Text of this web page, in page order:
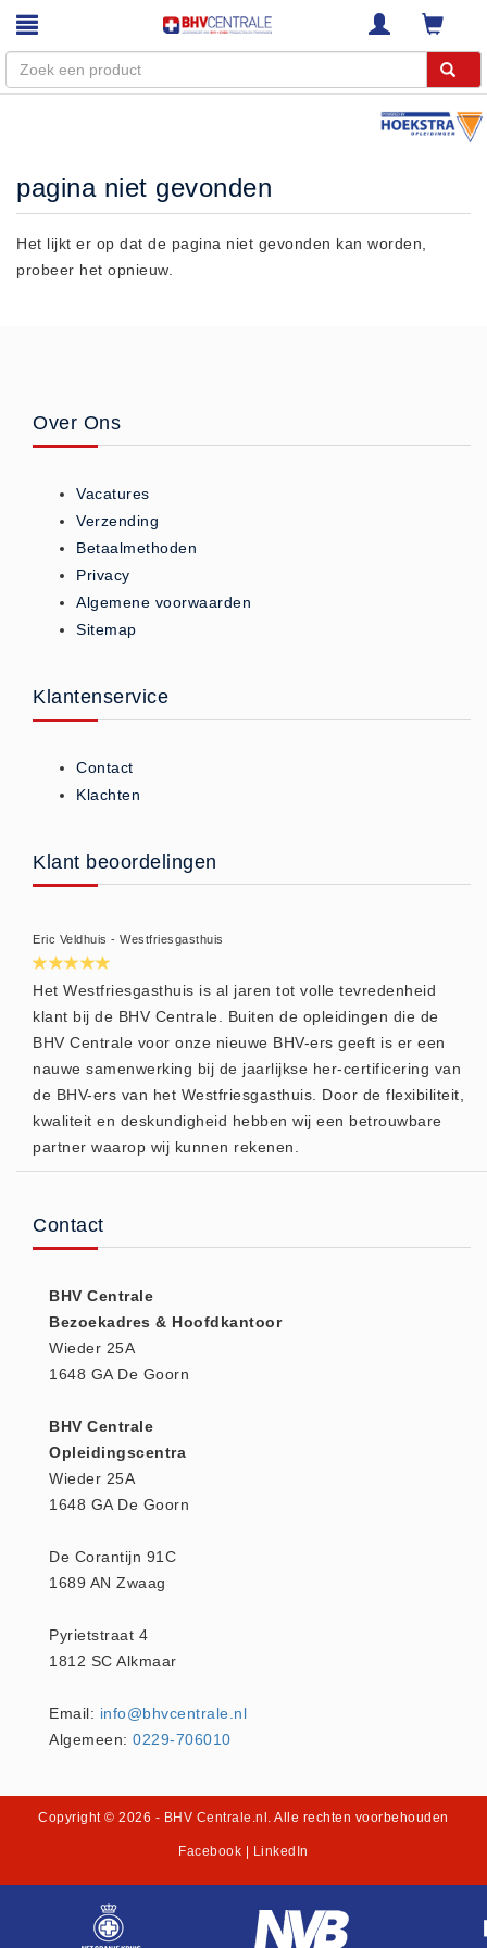
Trainingen
E-Learning
ISO 9001 Begeleiding
Evenementenveiligheid
Ons Team
Nieuws
Betalingsmogelijkheden
Privacy
Verzending
Algemene Voorwaarden
Vacatures
Winkel
(20)
AED apparaten (11)
Actie (5)
AED
AED apparaten (11)
AED binnen - buiten kasten (11)
AED elektroden (18)
AED tassen (14)
Beademings materialen (6)
AED trainers (14)
BHV kasten (5)
BHV Kleding
Hesjes (9)
BHV kasten (0)
Evacuatie - Zaklampen (0)
Brandblusmiddelen
Brandblussers (0)
Blusserkasten (3)
Poederblussers (5)
CO melders (2)
Rookmelders (8)
pagina niet gevonden
Het lijkt er op dat de pagina niet gevonden kan worden,
probeer het opnieuw.
Over Ons
Vacatures
Verzending
Betaalmethoden
Privacy
Algemene voorwaarden
Sitemap
Klantenservice
Contact
Klachten
Klant beoordelingen
Eric Veldhuis - Westfriesgasthuis
Het Westfriesgasthuis is al jaren tot volle tevredenheid
klant bij de BHV Centrale. Buiten de opleidingen die de
BHV Centrale voor onze nieuwe BHV-ers geeft is er een
nauwe samenwerking bij de jaarlijkse her-certificering van
de BHV-ers van het Westfriesgasthuis. Door de flexibiliteit,
kwaliteit en deskundigheid hebben wij een betrouwbare
partner waarop wij kunnen rekenen.
Contact
BHV Centrale
Bezoekadres & Hoofdkantoor
Wieder 25A
1648 GA De Goorn
BHV Centrale
Opleidingscentra
Wieder 25A
1648 GA De Goorn
De Corantijn 91C
1689 AN Zwaag
Pyrietstraat 4
1812 SC Alkmaar
Email: info@bhvcentrale.nl
Algemeen: 0229-706010
Copyright © 2026 - BHV Centrale.nl . Alle rechten voorbehouden
Facebook LinkedIn